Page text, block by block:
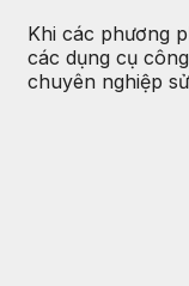
Khi các phương
các dụng cụ
chuyên nghiệp